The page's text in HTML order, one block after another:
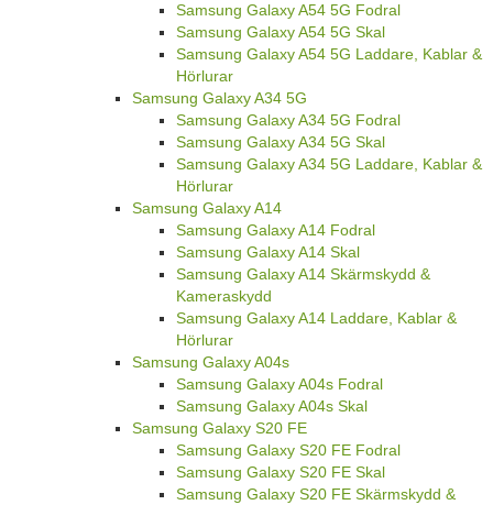
Samsung Galaxy A54 5G Fodral
Samsung Galaxy A54 5G Skal
Samsung Galaxy A54 5G Laddare, Kablar &
Hörlurar
Samsung Galaxy A34 5G
Samsung Galaxy A34 5G Fodral
Samsung Galaxy A34 5G Skal
Samsung Galaxy A34 5G Laddare, Kablar &
Hörlurar
Samsung Galaxy A14
Samsung Galaxy A14 Fodral
Samsung Galaxy A14 Skal
Samsung Galaxy A14 Skärmskydd &
Kameraskydd
Samsung Galaxy A14 Laddare, Kablar &
Hörlurar
Samsung Galaxy A04s
Samsung Galaxy A04s Fodral
Samsung Galaxy A04s Skal
Samsung Galaxy S20 FE
Samsung Galaxy S20 FE Fodral
Samsung Galaxy S20 FE Skal
Samsung Galaxy S20 FE Skärmskydd &